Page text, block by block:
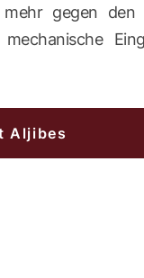
gegen den
Aljibes